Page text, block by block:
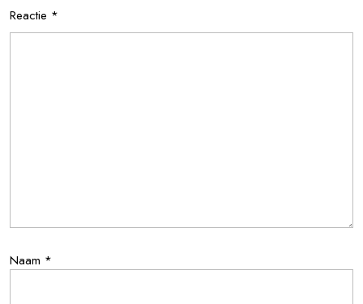
Reactie *
Naam *